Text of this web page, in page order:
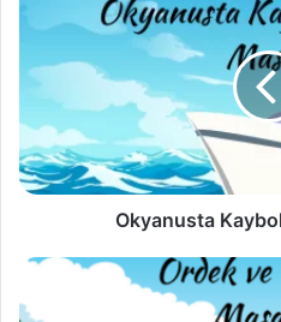
Kaybolan
Masalı
Okyanusta
Ördek
Civciv